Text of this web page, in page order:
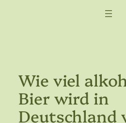
Wie viel
Bier wird in
Deutschland